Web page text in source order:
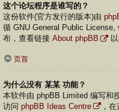
这个论坛程序是谁写的？
这份软件(官方发行的版本)由
循 GNU General Public
布，查看链接 About phpBB
页首
为什么没有 某某 功能？
本软件由 phpBB Limited 编写和
访问 phpBB Ideas Centre ，